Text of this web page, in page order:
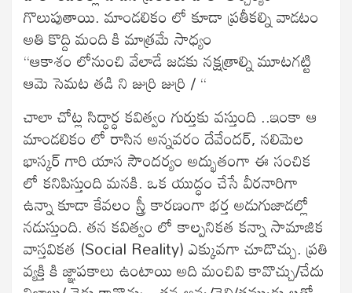
గొలుపుతాయి. మాండలికం లో కూడా ప్రతీకల్ని వాడటం
అతి కొద్ది మంది కి మాత్రమే సాధ్యం
“ఆకాశం లోనుంచి వేలాడే జడకు నక్షత్రాల్ని మూటగట్టి
ఆమె సెమట తడి ని జుర్రి జుర్రి / “
చాలా చోట్ల సిద్ధార్ధ కవిత్వం గుర్తుకు వస్తుంది ..ఇంకా ఆ
మాండలికం లో రాసిన అన్నవరం దేవేందర్, నలిమెల
భాస్కర్ గారి యాస సౌందర్యం అద్భుతంగా ఈ సంచిక
లో కనిపిస్తుంది మనకి. ఒక యుద్ధం చేసే వీరనారిగా
ఉన్నా కూడా కేవలం స్త్రీ కారణంగా భర్త అడుగుజాడల్లో
నడుస్తుంది. తన కవిత్వం లో కాల్పనికత కన్నా సామాజిక
వాస్తవికత (Social Reality) ఎక్కువగా చూడొచ్చు. ప్రతి
వ్యక్తి కి జ్ఞాపకాలు ఉంటాయి అది మంచివి కావొచ్చు/చేదు